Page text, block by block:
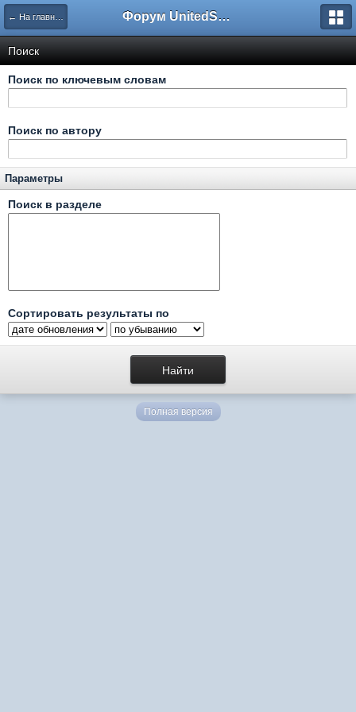
← На главную Форум UnitedSouth
Поиск
Поиск по ключевым словам
Поиск по автору
Параметры
Поиск в разделе
Сортировать результаты по
Полная версия